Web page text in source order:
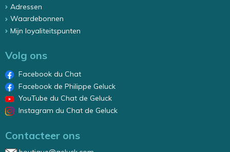
Adressen
Waardebonnen
Mijn loyaliteitspunten
Volg ons
Facebook du Chat
Facebook de Philippe Geluck
YouTube du Chat de Geluck
Instagram du Chat de Geluck
Contacteer ons